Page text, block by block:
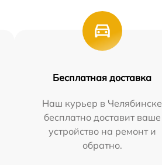
Бесплатная доставка
Наш курьер в Челябинске
бесплатно доставит ваше
устройство на ремонт и
обратно.